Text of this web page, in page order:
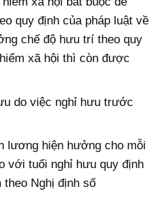
quy định của pháp luật về
chế độ hưu trí theo quy
xã hội thì còn được
do việc nghỉ hưu trước
lương hiện hưởng cho mỗi
với tuổi nghỉ hưu quy định
theo Nghị định số